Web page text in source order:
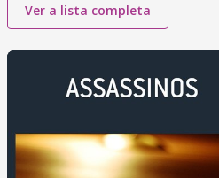
Ver a lista completa